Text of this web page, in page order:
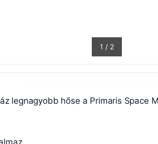
1 / 2
legnagyobb hőse a Primaris